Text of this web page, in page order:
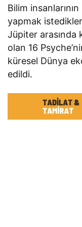
Bilim
yapmak
Jüpiter arasında
olan 16
küresel Dünya
edildi.